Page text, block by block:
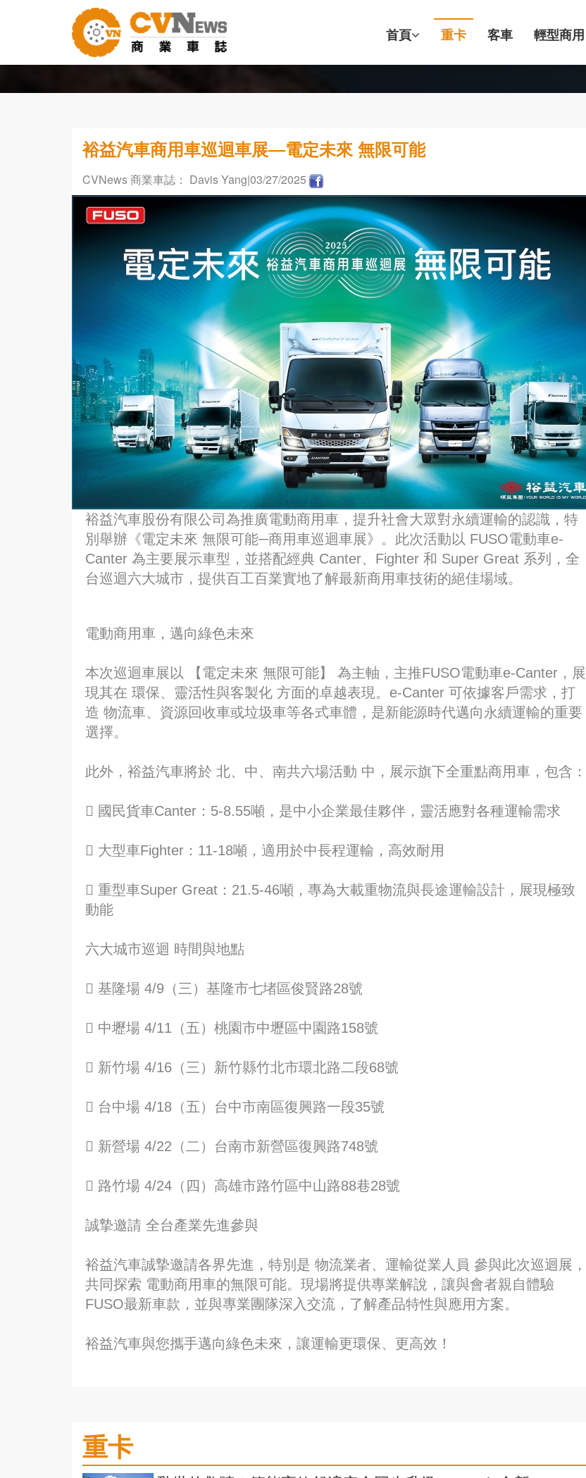
首頁 重卡 客車 輕型商用
裕益汽車商用車巡迴車展—電定未來 無限可能
CVNews 商業車誌： Davis Yang|03/27/2025
裕益汽車股份有限公司為推廣電動商用車，提升社會大眾對永續運輸的認識，特
別舉辦《電定未來 無限可能─商用車巡迴車展》。此次活動以 FUSO電動車e-
Canter 為主要展示車型，並搭配經典 Canter、Fighter 和 Super Great 系列，全
台巡迴六大城市，提供百工百業實地了解最新商用車技術的絕佳場域。
電動商用車，邁向綠色未來
本次巡迴車展以 【電定未來 無限可能】 為主軸，主推FUSO電動車e-Canter，展
現其在 環保、靈活性與客製化 方面的卓越表現。e-Canter 可依據客戶需求，打
造 物流車、資源回收車或垃圾車等各式車體，是新能源時代邁向永續運輸的重要
選擇。
此外，裕益汽車將於 北、中、南共六場活動 中，展示旗下全重點商用車，包含：
 國民貨車Canter：5-8.55噸，是中小企業最佳夥伴，靈活應對各種運輸需求
 大型車Fighter：11-18噸，適用於中長程運輸，高效耐用
 重型車Super Great：21.5-46噸，專為大載重物流與長途運輸設計，展現極致
動能
六大城市巡迴 時間與地點
 基隆場 4/9（三）基隆市七堵區俊賢路28號
 中壢場 4/11（五）桃園市中壢區中園路158號
 新竹場 4/16（三）新竹縣竹北市環北路二段68號
 台中場 4/18（五）台中市南區復興路一段35號
 新營場 4/22（二）台南市新營區復興路748號
 路竹場 4/24（四）高雄市路竹區中山路88巷28號
誠摯邀請 全台產業先進參與
裕益汽車誠摯邀請各界先進，特別是 物流業者、運輸從業人員 參與此次巡迴展，
共同探索 電動商用車的無限可能。現場將提供專業解說，讓與會者親自體驗
FUSO最新車款，並與專業團隊深入交流，了解產品特性與應用方案。
裕益汽車與您攜手邁向綠色未來，讓運輸更環保、更高效！
重卡